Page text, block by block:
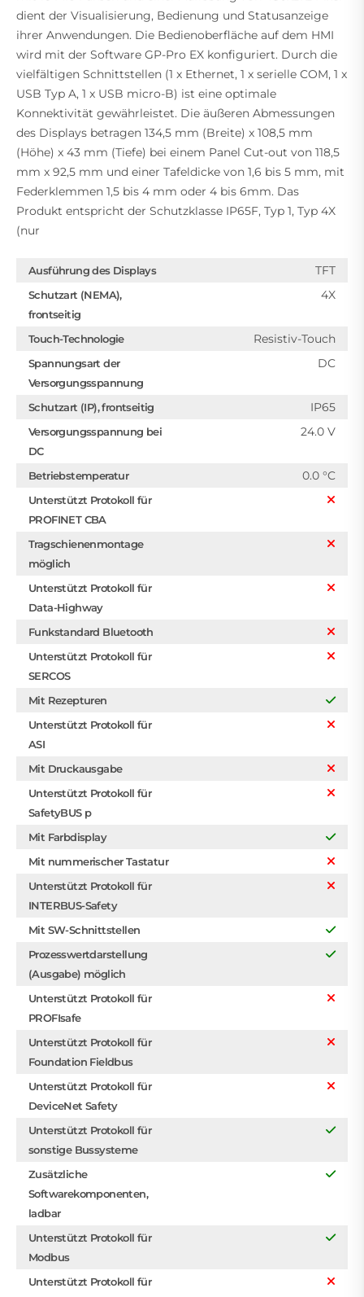
dient der Visualisierung, Bedienung und Statusanzeige
ihrer Anwendungen. Die Bedienoberfläche auf dem HMI
wird mit der Software GP-Pro EX konfiguriert. Durch die
vielfältigen Schnittstellen (1 x Ethernet, 1 x serielle COM, 1 x
USB Typ A, 1 x USB micro-B) ist eine optimale
Konnektivität gewährleistet. Die äußeren Abmessungen
des Displays betragen 134,5 mm (Breite) x 108,5 mm
(Höhe) x 43 mm (Tiefe) bei einem Panel Cut-out von 118,5
mm x 92,5 mm und einer Tafeldicke von 1,6 bis 5 mm, mit
Federklemmen 1,5 bis 4 mm oder 4 bis 6mm. Das
Produkt entspricht der Schutzklasse IP65F, Typ 1, Typ 4X
(nur
Ausführung des Displays TFT
Schutzart (NEMA),
frontseitig
4X
Touch-Technologie Resistiv-Touch
Spannungsart der
Versorgungsspannung
DC
Schutzart (IP), frontseitig IP65
Versorgungsspannung bei
DC
24.0 V
Betriebstemperatur 0.0 °C
Unterstützt Protokoll für
PROFINET CBA
Tragschienenmontage
möglich
Unterstützt Protokoll für
Data-Highway
Funkstandard Bluetooth
Unterstützt Protokoll für
SERCOS
Mit Rezepturen
Unterstützt Protokoll für
ASI
Mit Druckausgabe
Unterstützt Protokoll für
SafetyBUS p
Mit Farbdisplay
Mit nummerischer Tastatur
Unterstützt Protokoll für
INTERBUS-Safety
Mit SW-Schnittstellen
Prozesswertdarstellung
(Ausgabe) möglich
Unterstützt Protokoll für
PROFIsafe
Unterstützt Protokoll für
Foundation Fieldbus
Unterstützt Protokoll für
DeviceNet Safety
Unterstützt Protokoll für
sonstige Bussysteme
Zusätzliche
Softwarekomponenten,
ladbar
Unterstützt Protokoll für
Modbus
Unterstützt Protokoll für